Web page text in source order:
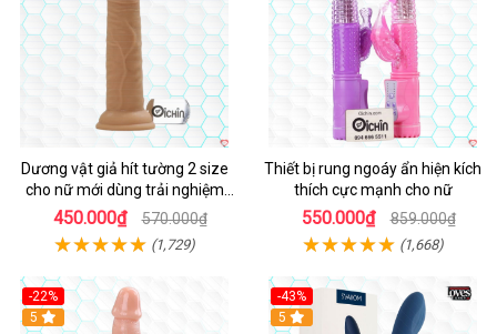
Dương vật giả hít tường 2 size
cho nữ mới dùng trải nghiệm
thật
450.000₫ 570.000₫
(1,729)
Thiết bị rung ngoáy ẩn hiện kích
thích cực mạnh cho nữ
550.000₫ 859.000₫
(1,668)
-22%
Hot
5
-43%
Hot
5